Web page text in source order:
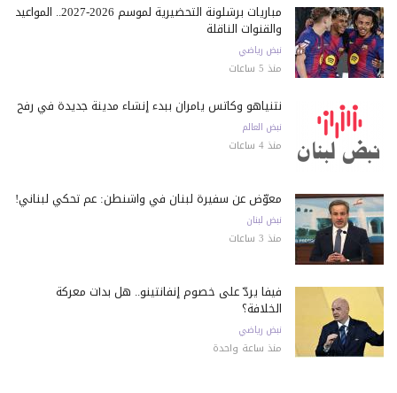
مباريات برشلونة التحضيرية لموسم 2026-2027.. المواعيد
والقنوات الناقلة
نبض رياضي
منذ 5 ساعات
نتنياهو وكاتس يأمران ببدء إنشاء مدينة جديدة في رفح
نبض العالم
منذ 4 ساعات
معوّض عن سفيرة لبنان في واشنطن: عم تحكي لبناني!
نبض لبنان
منذ 3 ساعات
فيفا يردّ على خصوم إنفانتينو.. هل بدأت معركة
الخلافة؟
نبض رياضي
منذ ساعة واحدة